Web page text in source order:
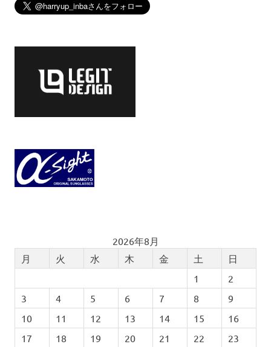
2026年8月
月
火 水 木 金 土
日
1
2
3
4 5 6 7 8
9
10
11 12 13 14 15
16
17
18 19 20 21 22
23